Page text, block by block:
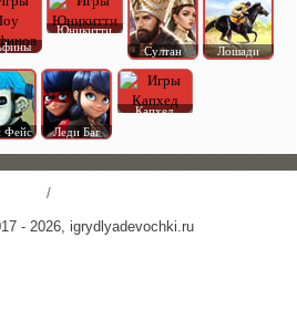
Юникитти
Султан
Лошади
Фейс Леди Баг
Капхед
/
- 2026, igrydlyadevochki.ru